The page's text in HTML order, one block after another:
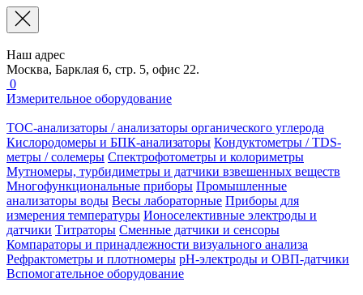
Наш адрес
Москва, Барклая 6, стр. 5, офис 22.
0
Измерительное оборудование
TOC-анализаторы / анализаторы органического углерода
Кислородомеры и БПК-анализаторы Кондуктометры / TDS-
метры / солемеры Спектрофотометры и колориметры
Мутномеры, турбидиметры и датчики взвешенных веществ
Многофункциональные приборы Промышленные
анализаторы воды Весы лабораторные Приборы для
измерения температуры Ионоселективные электроды и
датчики Титраторы Сменные датчики и сенсоры
Компараторы и принадлежности визуального анализа
Рефрактометры и плотномеры pH-электроды и ОВП-датчики
Вспомогательное оборудование